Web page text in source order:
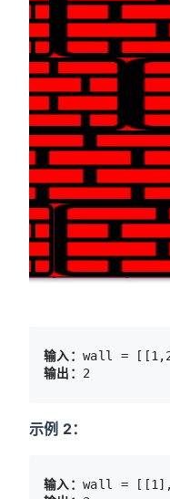
输入：
输出：
示例 2：
输入：